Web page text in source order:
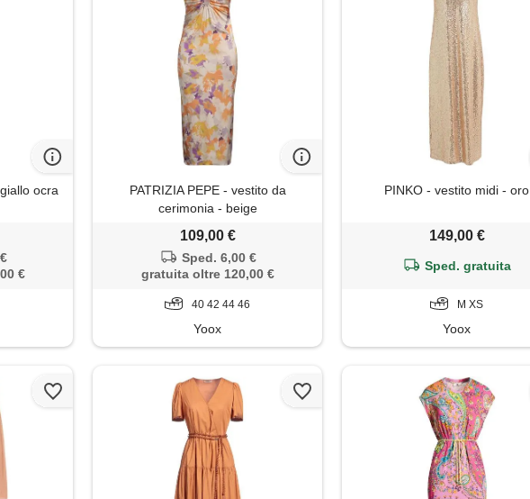
ocra
€
PATRIZIA PEPE - vestito da
cerimonia - beige
109,00 €
Sped. 6,00 €
gratuita oltre 120,00 €
40 42 44 46
Yoox
PINKO - vestito midi - oro
149,00 €
Sped. gratuita
M XS
Yoox